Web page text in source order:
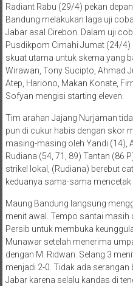
Radiant Rabu (29/4) pekan
Bandung melakukan laga uji
Jabar asal Cirebon. Dalam uji
Pusdikpom Cimahi Jumat (24/
skuat utama untuk skema yang
Wirawan, Tony Sucipto, Ahmad
Atep, Hariono, Makan Konate,
Sofyan mengisi starting eleven.
Tim arahan Jajang Nurjaman
pun di cukur habis dengan skor
masing-masing oleh Yandi (14),
Rudiana (54, 71, 89) Tantan (86
strikel lokal, (Rudiana) berebut
keduanya sama-sama
Maung Bandung langsung
menit awal. Tempo santai masih
Persib untuk membuka
Munawar setelah menerima
dengan M. Ridwan. Selang 3
menjadi 2-0. Tidak ada
Jabar karena selalu kandas di